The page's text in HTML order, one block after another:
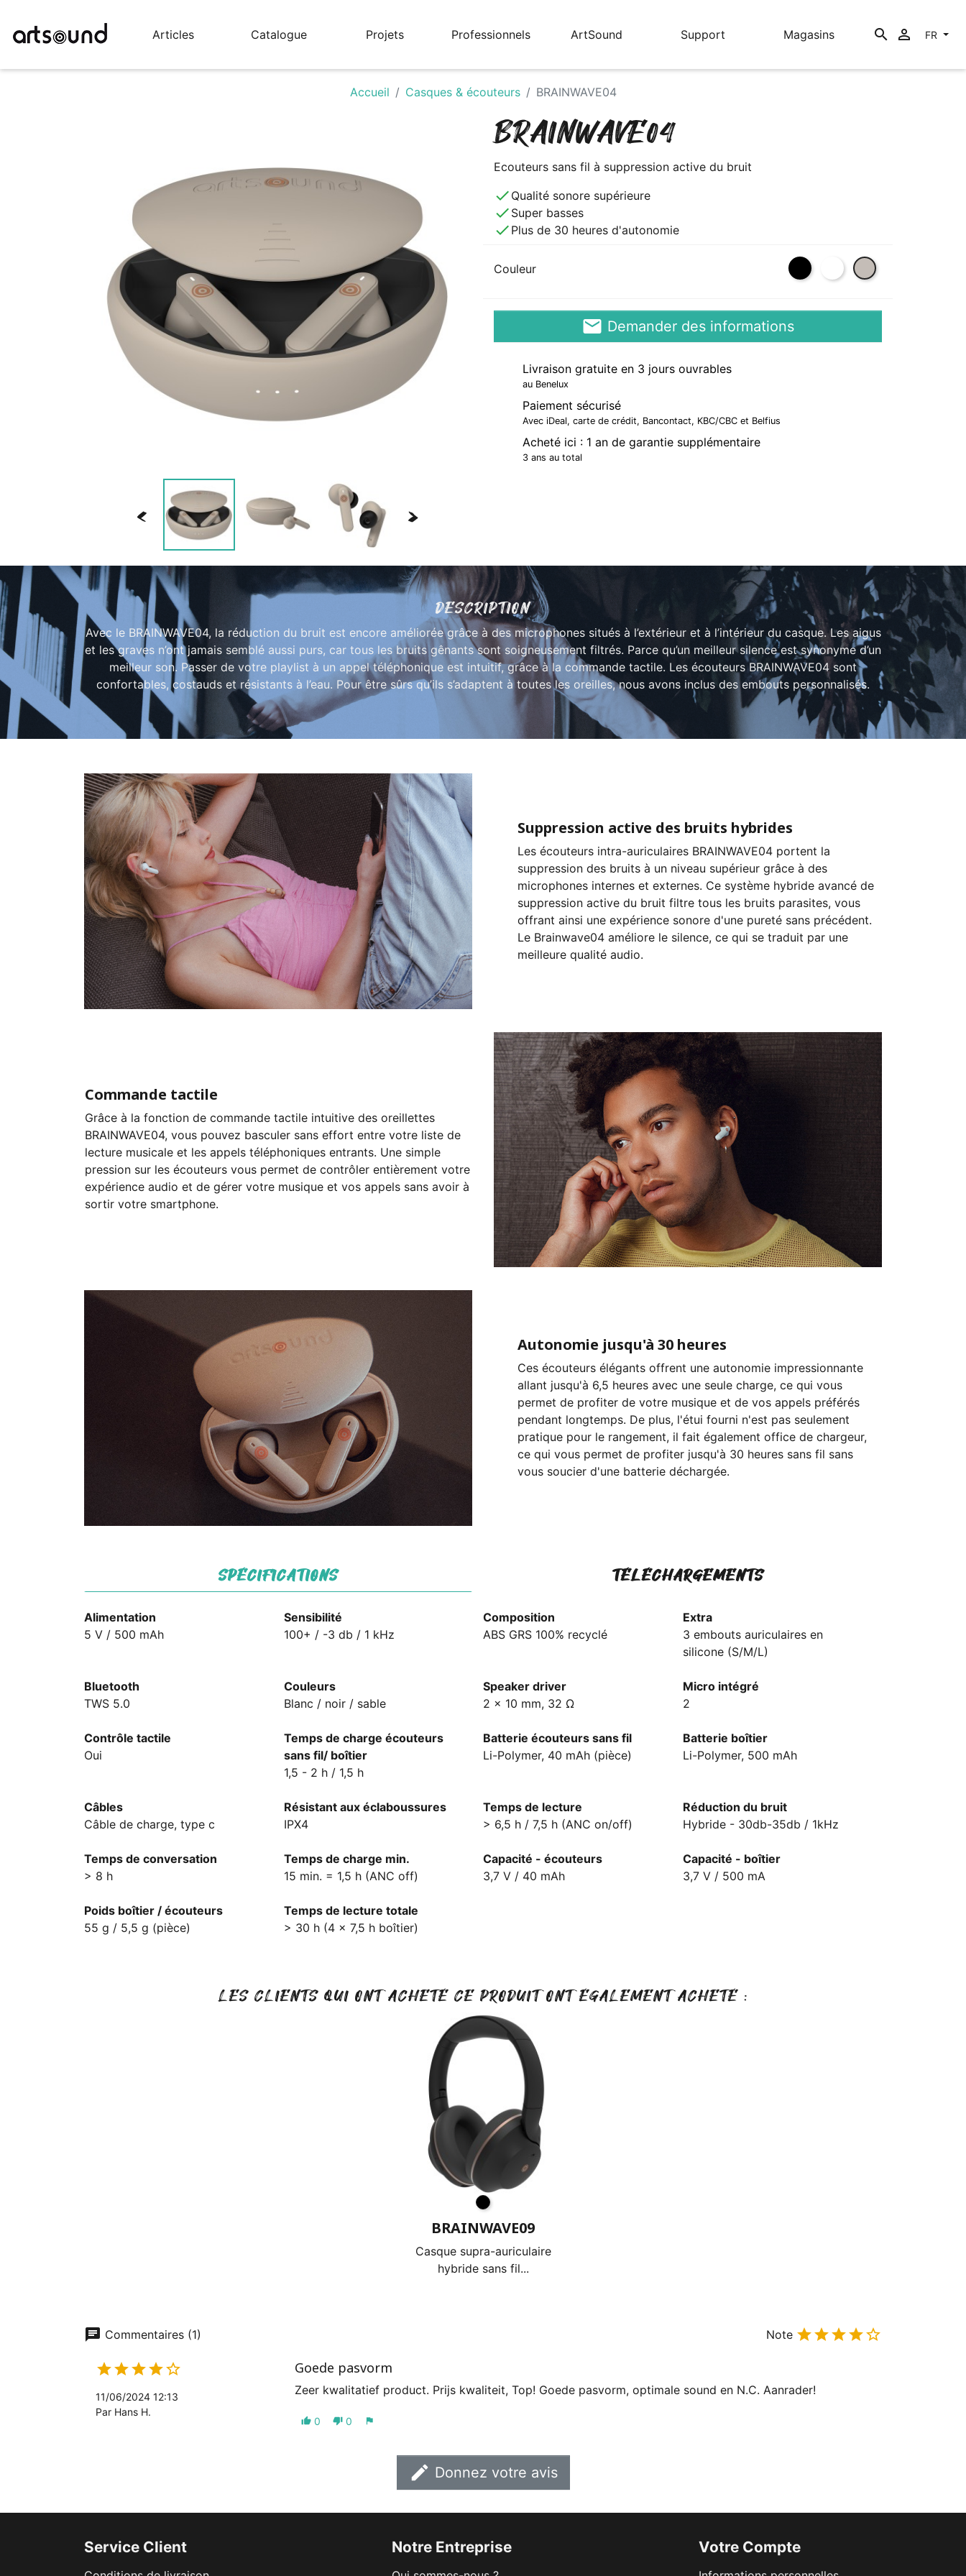
Articles Catalogue Projets Professionnels ArtSound Support Magasins search  FR
Accueil Casques & écouteurs BRAINWAVE04
< >
BRAINWAVE04
Ecouteurs sans fil à suppression active du bruit
done Qualité sonore supérieure
done Super basses
done Plus de 30 heures d'autonomie
Couleur Noir Blanc Sable
email Demander des informations
Livraison gratuite en 3 jours ouvrables
au Benelux
Paiement sécurisé
Avec iDeal, carte de crédit, Bancontact, KBC/CBC et Belfius
Acheté ici : 1 an de garantie supplémentaire
3 ans au total
DESCRIPTION
Avec le BRAINWAVE04, la réduction du bruit est encore améliorée grâce à des microphones situés à l’extérieur et à l’intérieur du casque. Les aigus
et les graves n’ont jamais semblé aussi purs, car tous les bruits gênants sont soigneusement filtrés. Parce qu’un meilleur silence est synonyme d’un
meilleur son. Passer de votre playlist à un appel téléphonique est intuitif, grâce à la commande tactile. Les écouteurs BRAINWAVE04 sont
confortables, costauds et résistants à l’eau. Pour être sûrs qu’ils s’adaptent à toutes les oreilles, nous avons inclus des embouts personnalisés.
Suppression active des bruits hybrides
Les écouteurs intra-auriculaires BRAINWAVE04 portent la
suppression des bruits à un niveau supérieur grâce à des
microphones internes et externes. Ce système hybride avancé de
suppression active du bruit filtre tous les bruits parasites, vous
offrant ainsi une expérience sonore d'une pureté sans précédent.
Le Brainwave04 améliore le silence, ce qui se traduit par une
meilleure qualité audio.
Commande tactile
Grâce à la fonction de commande tactile intuitive des oreillettes
BRAINWAVE04, vous pouvez basculer sans effort entre votre liste de
lecture musicale et les appels téléphoniques entrants. Une simple
pression sur les écouteurs vous permet de contrôler entièrement votre
expérience audio et de gérer votre musique et vos appels sans avoir à
sortir votre smartphone.
Autonomie jusqu'à 30 heures
Ces écouteurs élégants offrent une autonomie impressionnante
allant jusqu'à 6,5 heures avec une seule charge, ce qui vous
permet de profiter de votre musique et de vos appels préférés
pendant longtemps. De plus, l'étui fourni n'est pas seulement
pratique pour le rangement, il fait également office de chargeur,
ce qui vous permet de profiter jusqu'à 30 heures sans fil sans
vous soucier d'une batterie déchargée.
SPÉCIFICATIONS TÉLÉCHARGEMENTS
Alimentation
5 V / 500 mAh
Sensibilité
100+ / -3 db / 1 kHz
Composition
ABS GRS 100% recyclé
Extra
3 embouts auriculaires en
silicone (S/M/L)
Bluetooth
TWS 5.0
Couleurs
Blanc / noir / sable
Speaker driver
2 x 10 mm, 32 Ω
Micro intégré
2
Contrôle tactile
Oui
Temps de charge écouteurs
sans fil/ boîtier
1,5 - 2 h / 1,5 h
Batterie écouteurs sans fil
Li-Polymer, 40 mAh (pièce)
Batterie boîtier
Li-Polymer, 500 mAh
Câbles
Câble de charge, type c
Résistant aux éclaboussures
IPX4
Temps de lecture
> 6,5 h / 7,5 h (ANC on/off)
Réduction du bruit
Hybride - 30db-35db / 1kHz
Temps de conversation
> 8 h
Temps de charge min.
15 min. = 1,5 h (ANC off)
Capacité - écouteurs
3,7 V / 40 mAh
Capacité - boîtier
3,7 V / 500 mA
Poids boîtier / écouteurs
55 g / 5,5 g (pièce)
Temps de lecture totale
> 30 h (4 x 7,5 h boîtier)
LES CLIENTS QUI ONT ACHETÉ CE PRODUIT ONT ÉGALEMENT ACHETÉ :
BRAINWAVE09
Casque supra-auriculaire
hybride sans fil...
chat Commentaires (1) Note 

11/06/2024 12:13
Par Hans H.
Goede pasvorm
Zeer kwalitatief product. Prijs kwaliteit, Top! Goede pasvorm, optimale sound en N.C. Aanrader!
thumb_up 0 thumb_down 0 flag
edit Donnez votre avis
Service Client Notre Entreprise Votre Compte